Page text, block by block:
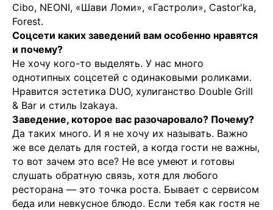
Cibo, NEONI, «Шави Ломи», «Гастроли», Castor'ka,
Forest.
Соцсети каких заведений вам особенно нравятся
и почему?
Не хочу кого-то выделять. У нас много
однотипных соцсетей с одинаковыми роликами.
Нравится эстетика DUO, хулиганство Double Grill
& Bar и стиль Izakaya.
Заведение, которое вас разочаровало? Почему?
Да таких много. И я не хочу их называть. Важно
же все делать для гостей, а когда гости не важны,
то вот зачем это все? Не все умеют и готовы
слушать обратную связь, хотя для любого
ресторана — это точка роста. Бывает с сервисом
беда или невкусное блюдо. Если тебя как гостя не
*Instagram💧 Meta
Platforms💧Inc. запрещено
на территории России
Написать редакции
Политика конфиденциальности
Пользовательское соглашение
Реквизиты
Рекламодателям
*Instagram💧
Телеграм
Вконтакте